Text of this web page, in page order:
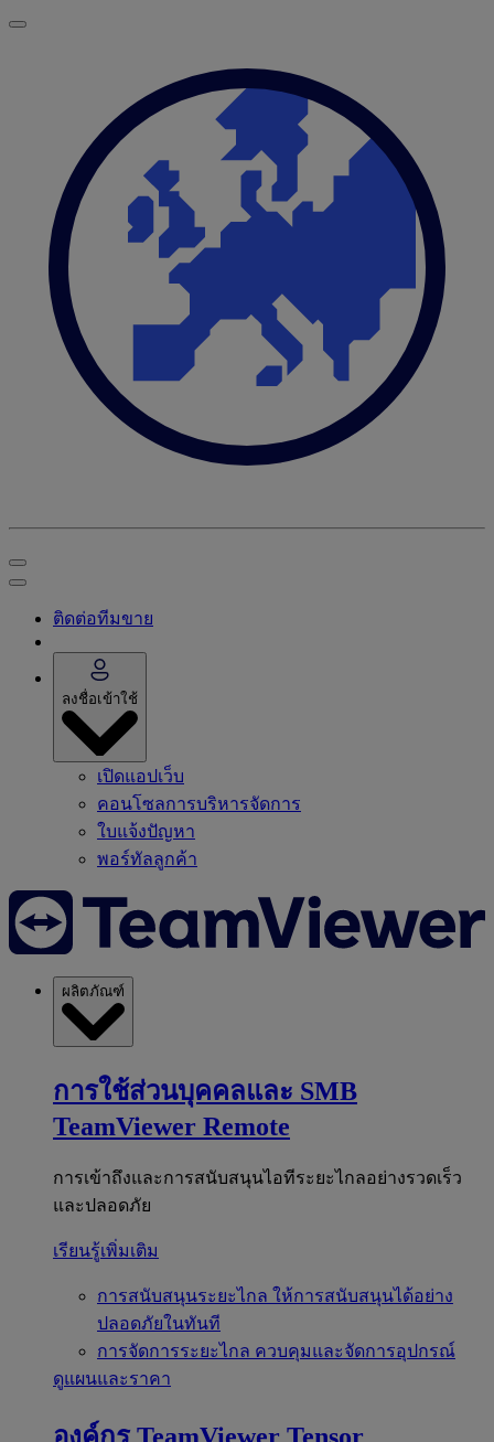
ติดต่อทีมขาย
ลงชื่อเข้าใช้
เปิดแอปเว็บ
คอนโซลการบริหารจัดการ
ใบแจ้งปัญหา
พอร์ทัลลูกค้า
ผลิตภัณฑ์
การใช้ส่วนบุคคลและ SMB
TeamViewer Remote
การเข้าถึงและการสนับสนุนไอทีระยะไกลอย่างรวดเร็ว
และปลอดภัย
เรียนรู้เพิ่มเติม
การสนับสนุนระยะไกล ให้การสนับสนุนได้อย่าง
ปลอดภัยในทันที
การจัดการระยะไกล ควบคุมและจัดการอุปกรณ์
ดูแผนและราคา